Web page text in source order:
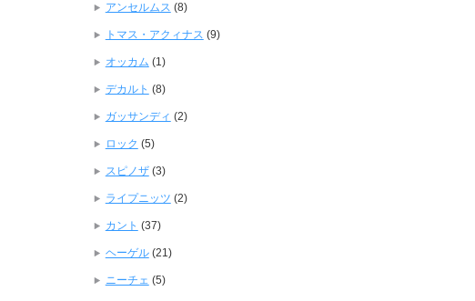
アンセルムス (8)
トマス・アクィナス (9)
オッカム (1)
デカルト (8)
ガッサンディ (2)
ロック (5)
スピノザ(3)
ライプニッツ (2)
カント (37)
ヘーゲル(21)
ニーチェ (5)